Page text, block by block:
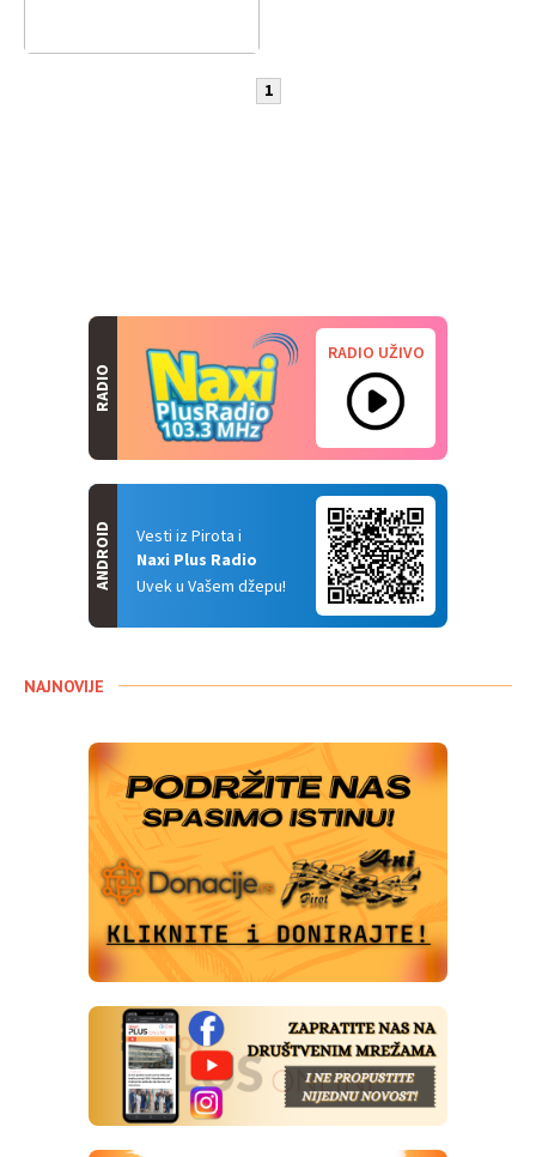
1
RADIO
RADIO UŽIVO
Vesti iz Pirota i
Naxi Plus Radio
Uvek u Vašem džepu!
ANDROID
NAJNOVIJE